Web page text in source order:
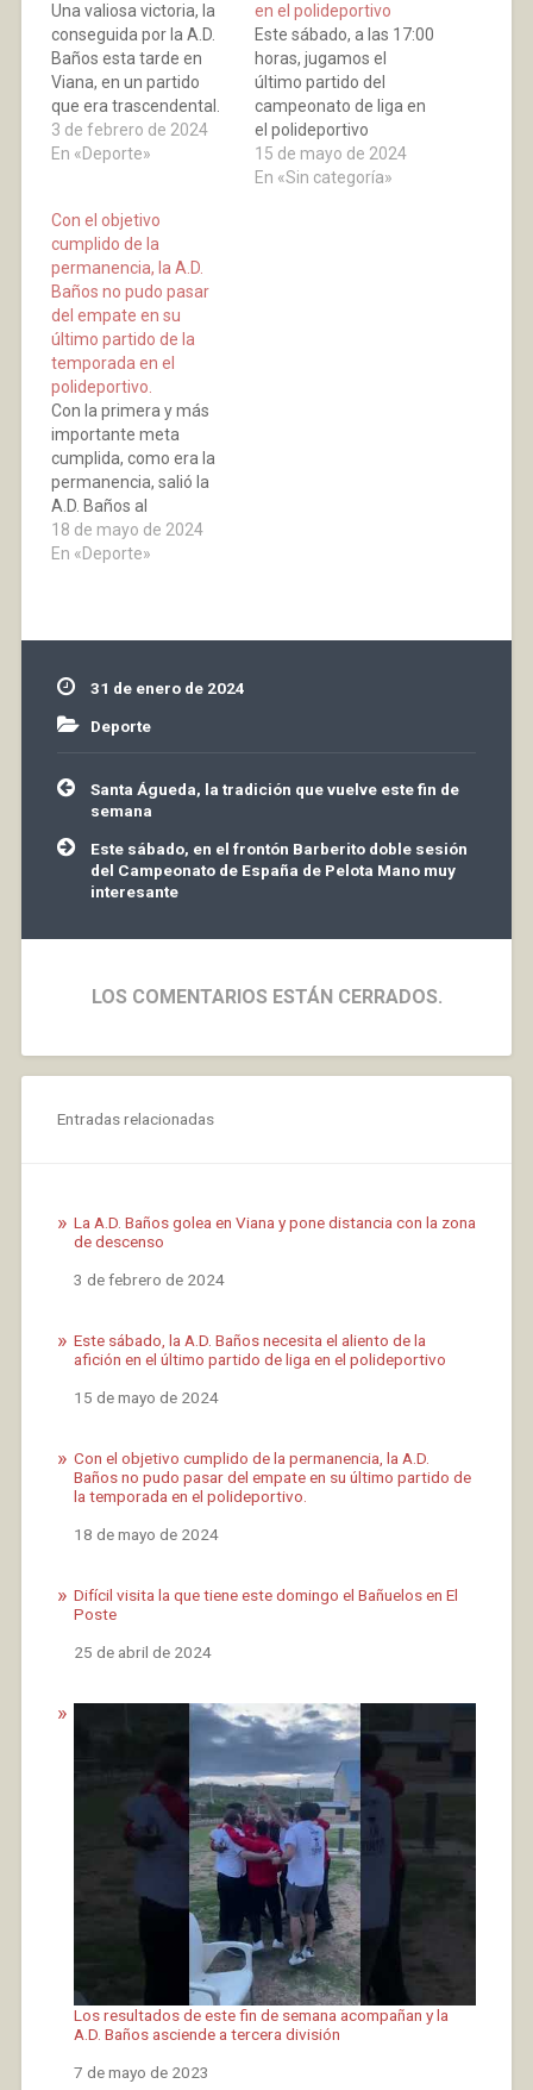
Una valiosa victoria, la
conseguida por la A.D.
Baños esta tarde en
Viana, en un partido
que era trascendental.
Gran juego el realizado
por los jugadores
trabajado, un diez para
todos y en especial a
nuestro portero Carlos
Fulgueira que podemos
catalogar como jugador
más…
3 de febrero de 2024
En «Deporte»
en el polideportivo
Este sábado, a las 17:00
horas, jugamos el
último partido del
campeonato de liga en
el polideportivo
municipal. Encuentro
muy interesante para la
15 de mayo de 2024
En «Sin categoría»
Con el objetivo
cumplido de la
permanencia, la A.D.
Baños no pudo pasar
del empate en su
último partido de la
temporada en el
polideportivo.
Con la primera y más
importante meta
cumplida, como era la
permanencia, salió la
A.D. Baños al
polideportivo municipal
a jugar con el Vianés. A
liga…
18 de mayo de 2024
En «Deporte»
31 de enero de 2024
Deporte
Navegación
de
entradas
Santa Águeda, la tradición que vuelve este fin de
semana
Este sábado, en el frontón Barberito doble sesión
del Campeonato de España de Pelota Mano muy
interesante
LOS COMENTARIOS ESTÁN CERRADOS.
Entradas relacionadas
La A.D. Baños golea en Viana y pone distancia con la zona
de descenso
Fecha
3 de febrero de 2024
Este sábado, la A.D. Baños necesita el aliento de la
afición en el último partido de liga en el polideportivo
Fecha
15 de mayo de 2024
Con el objetivo cumplido de la permanencia, la A.D.
Baños no pudo pasar del empate en su último partido de
la temporada en el polideportivo.
Fecha
18 de mayo de 2024
Difícil visita la que tiene este domingo el Bañuelos en El
Poste
Fecha
25 de abril de 2024
Los resultados de este fin de semana acompañan y la
A.D. Baños asciende a tercera división
Fecha
7 de mayo de 2023